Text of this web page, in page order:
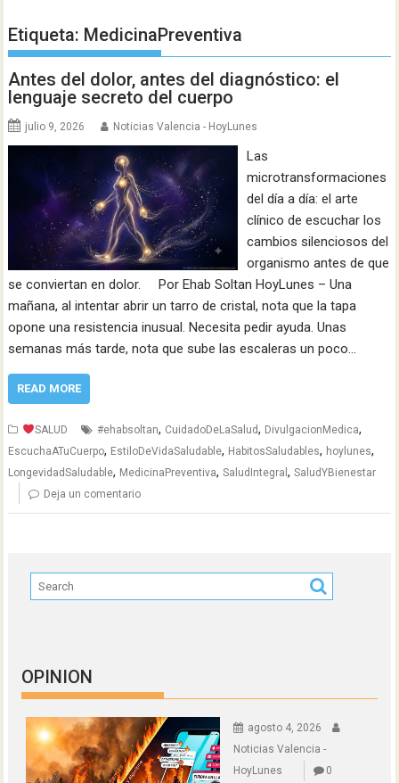
Etiqueta: MedicinaPreventiva
Antes del dolor, antes del diagnóstico: el
lenguaje secreto del cuerpo
julio 9, 2026 Noticias Valencia - HoyLunes
Las
microtransformaciones
del día a día: el arte
clínico de escuchar los
cambios silenciosos del
organismo antes de que
se conviertan en dolor. Por Ehab Soltan HoyLunes – Una
mañana, al intentar abrir un tarro de cristal, nota que la tapa
opone una resistencia inusual. Necesita pedir ayuda. Unas
semanas más tarde, nota que sube las escaleras un poco…
READ MORE
SALUD #ehabsoltan, CuidadoDeLaSalud, DivulgacionMedica,
EscuchaATuCuerpo, EstiloDeVidaSaludable, HabitosSaludables, hoylunes,
LongevidadSaludable, MedicinaPreventiva,SaludIntegral,SaludYBienestar
Deja un comentario
OPINION
agosto 4, 2026
Noticias Valencia -
HoyLunes
0